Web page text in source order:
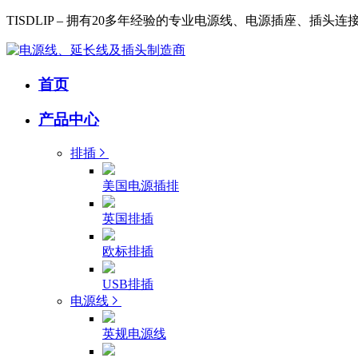
TISDLIP – 拥有20多年经验的专业电源线、电源插座、插头连
首页
产品中心
排插
美国电源插排
英国排插
欧标排插
USB排插
电源线
英规电源线